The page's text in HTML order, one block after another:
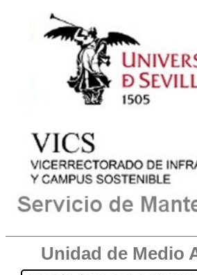
Unidad de Medio